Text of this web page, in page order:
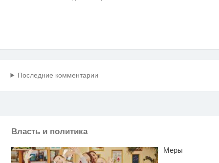
Последние комментарии
Власть и политика
Меры